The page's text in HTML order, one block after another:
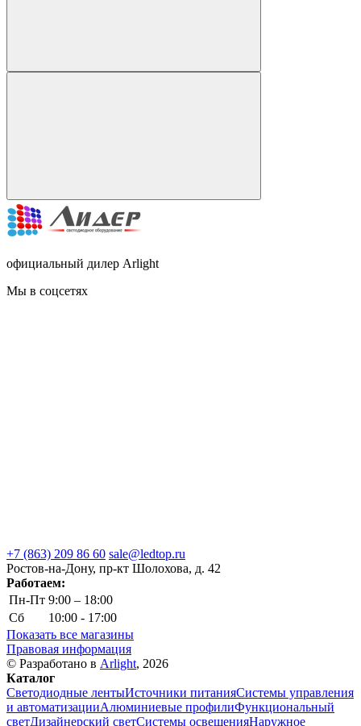
официальный дилер Arlight
Мы в соцсетях
+7 (863) 209 86 60 sale@ledtop.ru
Ростов-на-Дону, пр-кт Шолохова, д. 42
Работаем:
Пн-Пт 9:00 – 18:00
Сб
10:00 - 17:00
Показать все магазины
Правовая информация
© Разработано в Arlight, 2026
Каталог
Светодиодные лентыИсточники питанияСистемы управления
и автоматизацииАлюминиевые профилиФункциональный
светДизайнерский светСистемы освещенияНаружное